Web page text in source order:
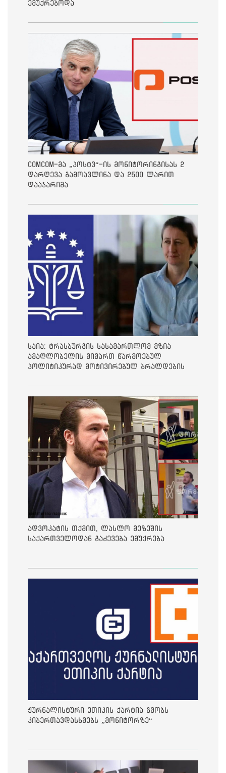
ემუქრებოდა
ComCom-მა „პოსტვ“-ის მონიტორინგისას 2
დარღევა გამოავლინა და 2500 ლარით
დააჯარიმა
საია: ტრასბურგის სასამართლომ მზია
ამაღლობელის მიმართ წარმოებულ
პოლიტიკურად მოტივირებულ ბრალდების
ადვოკატის თქმით, ლასლო მეზეშის
საქართველოდან გაძევება ემუქრება
ჟურნალისტური ეთიკის ქარტია გმობს
კიბერთავდასხმებს „მონიტორზე“